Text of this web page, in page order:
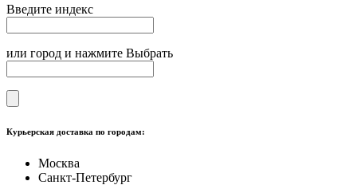
Введите индекс
или город и нажмите Выбрать
Курьерская доставка по городам:
Москва
Санкт-Петербург